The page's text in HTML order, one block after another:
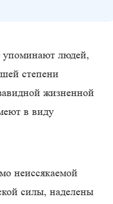
упоминают людей,
степени
жизненной
в виду
неиссякаемой
силы, наделены